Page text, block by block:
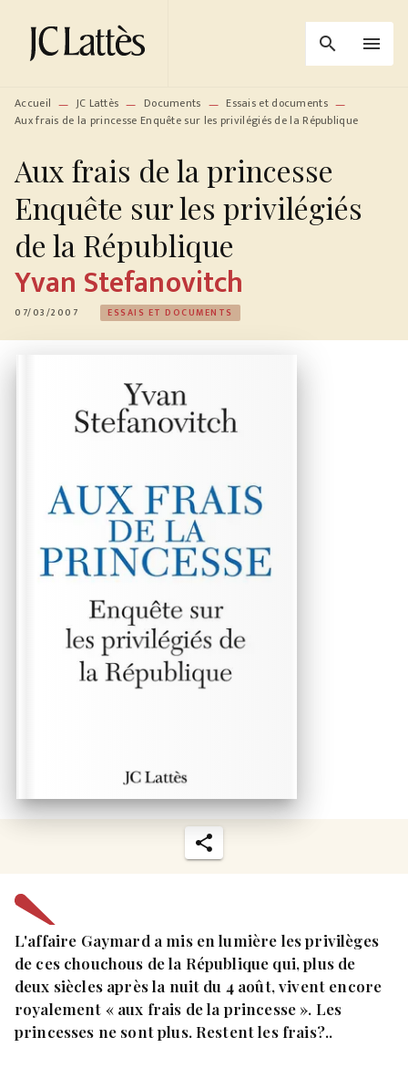
MENU RECHERCHE
PIED DE PAGE
search menu
Accueil — JC Lattès — Documents — Essais et documents —
Aux frais de la princesse Enquête sur les privilégiés de la République
Aux frais de la princesse
Enquête sur les privilégiés
de la République
Yvan Stefanovitch
07/03/2007 ESSAIS ET DOCUMENTS
L'affaire Gaymard a mis en lumière les privilèges
de ces chouchous de la République qui, plus de
deux siècles après la nuit du 4 août, vivent encore
royalement « aux frais de la princesse ». Les
princesses ne sont plus. Restent les frais?..